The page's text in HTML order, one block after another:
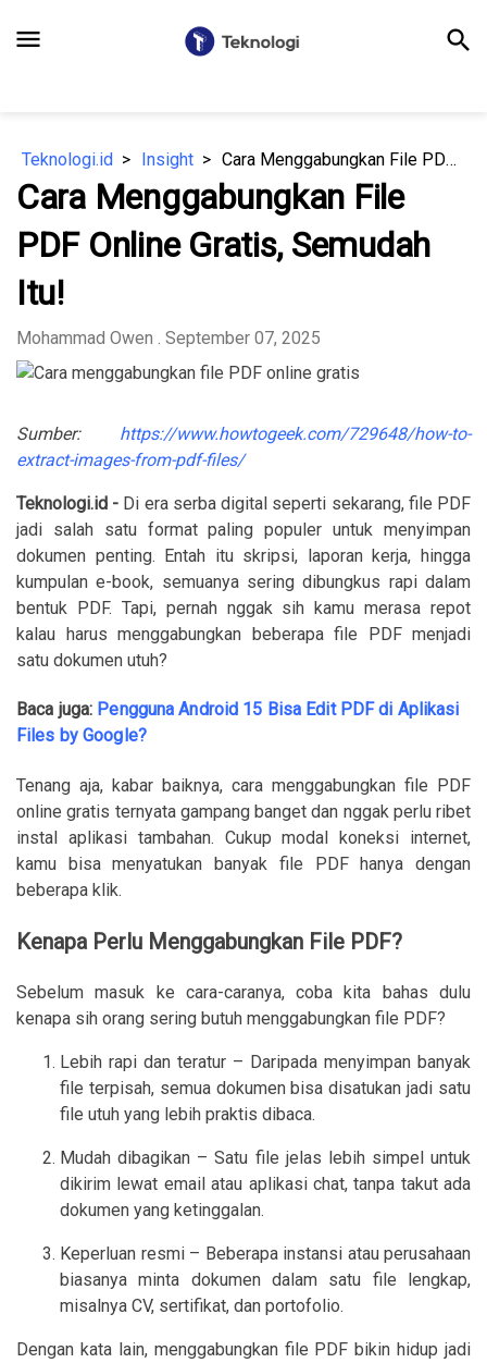
menu search
Teknologi.id Insight Cara Menggabungkan File PDF Online Gratis, Semudah Itu!
Cara Menggabungkan File
PDF Online Gratis, Semudah
Itu!
Mohammad Owen . September 07, 2025
Sumber: https://www.howtogeek.com/729648/how-to-
extract-images-from-pdf-files/
Teknologi.id - Di era serba digital seperti sekarang, file PDF
jadi salah satu format paling populer untuk menyimpan
dokumen penting. Entah itu skripsi, laporan kerja, hingga
kumpulan e-book, semuanya sering dibungkus rapi dalam
bentuk PDF. Tapi, pernah nggak sih kamu merasa repot
kalau harus menggabungkan beberapa file PDF menjadi
satu dokumen utuh?
Baca juga: Pengguna Android 15 Bisa Edit PDF di Aplikasi
Files by Google?
Tenang aja, kabar baiknya, cara menggabungkan file PDF
online gratis ternyata gampang banget dan nggak perlu ribet
instal aplikasi tambahan. Cukup modal koneksi internet,
kamu bisa menyatukan banyak file PDF hanya dengan
beberapa klik.
Kenapa Perlu Menggabungkan File PDF?
Sebelum masuk ke cara-caranya, coba kita bahas dulu
kenapa sih orang sering butuh menggabungkan file PDF?
Lebih rapi dan teratur – Daripada menyimpan banyak
file terpisah, semua dokumen bisa disatukan jadi satu
file utuh yang lebih praktis dibaca.
Mudah dibagikan – Satu file jelas lebih simpel untuk
dikirim lewat email atau aplikasi chat, tanpa takut ada
dokumen yang ketinggalan.
Keperluan resmi – Beberapa instansi atau perusahaan
biasanya minta dokumen dalam satu file lengkap,
misalnya CV, sertifikat, dan portofolio.
Dengan kata lain, menggabungkan file PDF bikin hidup jadi